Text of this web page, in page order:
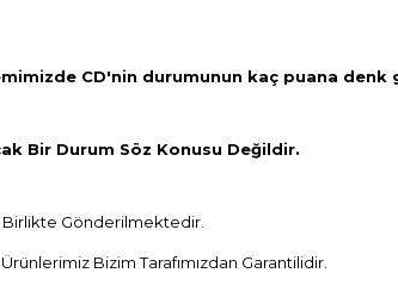
CD'nin durumunun kaç puana
Bir Durum Söz Konusu Değildir.
Birlikte Gönderilmektedir.
Bizim Tarafımızdan Garantilidir.